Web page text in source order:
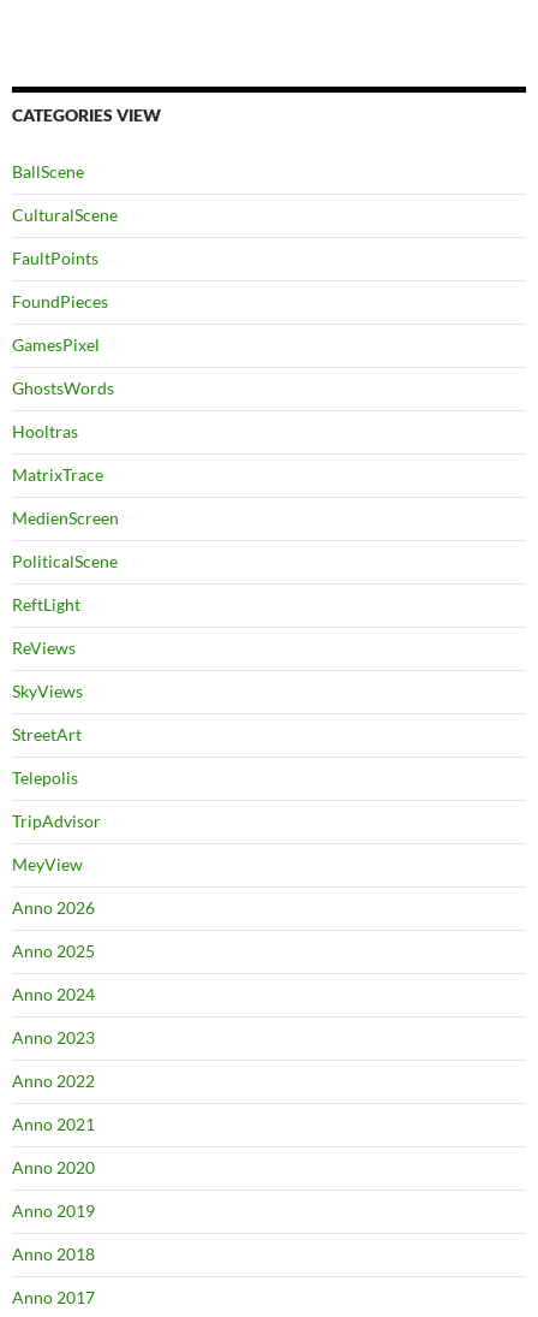
CATEGORIES VIEW
BallScene
CulturalScene
FaultPoints
FoundPieces
GamesPixel
GhostsWords
Hooltras
MatrixTrace
MedienScreen
PoliticalScene
ReftLight
ReViews
SkyViews
StreetArt
Telepolis
TripAdvisor
MeyView
Anno 2026
Anno 2025
Anno 2024
Anno 2023
Anno 2022
Anno 2021
Anno 2020
Anno 2019
Anno 2018
Anno 2017